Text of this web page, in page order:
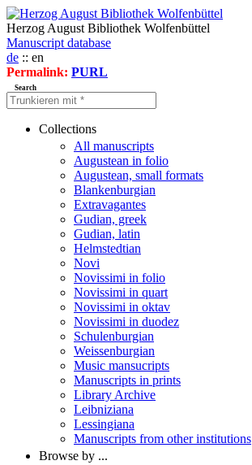
Herzog August Bibliothek Wolfenbüttel
Manuscript database
de :: en
Permalink: PURL
Search
Collections
All manuscripts
Augustean in folio
Augustean, small formats
Blankenburgian
Extravagantes
Gudian, greek
Gudian, latin
Helmstedtian
Novi
Novissimi in folio
Novissimi in quart
Novissimi in oktav
Novissimi in duodez
Schulenburgian
Weissenburgian
Music mansucripts
Manuscripts in prints
Library Archive
Leibniziana
Lessingiana
Manuscripts from other institutions
Browse by ...